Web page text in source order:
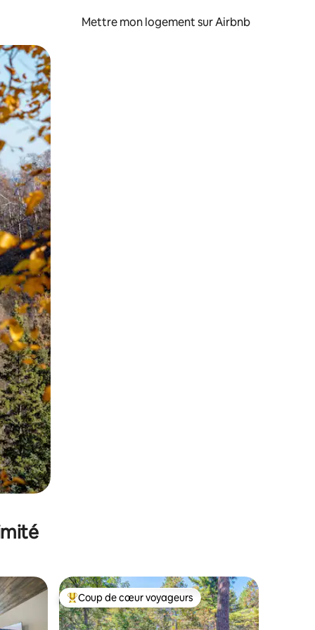
Mettre mon logement sur Airbnb
glisser.
appréciés Coups de cœur voyageurs les plus appréciés
Coup de cœur voyageurs